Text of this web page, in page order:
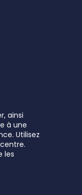
ainsi
à une
Utilisez
les